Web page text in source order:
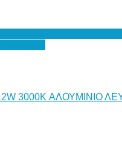
3000K ΑΛΟΥΜΙΝΙΟ